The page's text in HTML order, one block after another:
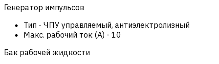
Генератор импульсов
Тип - ЧПУ управляемый, антиэлектролизный
Макс. рабочий ток (А) - 10
Бак рабочей жидкости